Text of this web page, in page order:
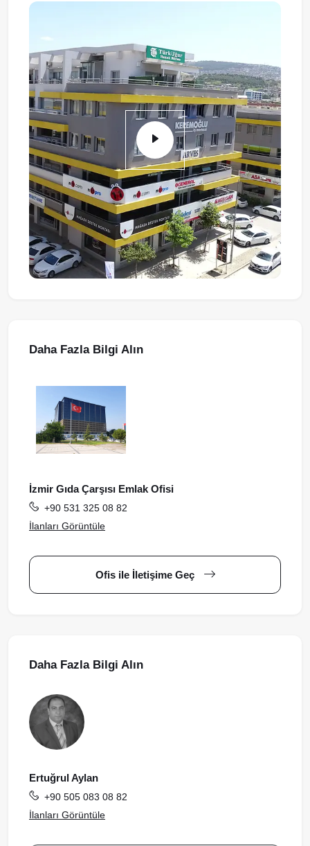
Daha Fazla Bilgi Alın
İzmir Gıda Çarşısı Emlak Ofisi
+90 531 325 08 82
İlanları Görüntüle
Ofis ile İletişime Geç
Daha Fazla Bilgi Alın
Ertuğrul Aylan
+90 505 083 08 82
İlanları Görüntüle